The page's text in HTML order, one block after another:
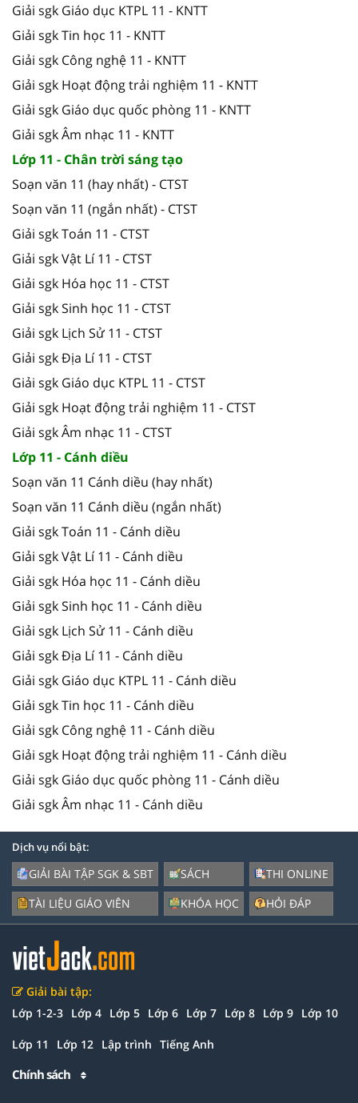
Giải sgk Giáo dục KTPL 11 - KNTT
Giải sgk Tin học 11 - KNTT
Giải sgk Công nghệ 11 - KNTT
Giải sgk Hoạt động trải nghiệm 11 - KNTT
Giải sgk Giáo dục quốc phòng 11 - KNTT
Giải sgk Âm nhạc 11 - KNTT
Lớp 11 - Chân trời sáng tạo
Soạn văn 11 (hay nhất) - CTST
Soạn văn 11 (ngắn nhất) - CTST
Giải sgk Toán 11 - CTST
Giải sgk Vật Lí 11 - CTST
Giải sgk Hóa học 11 - CTST
Giải sgk Sinh học 11 - CTST
Giải sgk Lịch Sử 11 - CTST
Giải sgk Địa Lí 11 - CTST
Giải sgk Giáo dục KTPL 11 - CTST
Giải sgk Hoạt động trải nghiệm 11 - CTST
Giải sgk Âm nhạc 11 - CTST
Lớp 11 - Cánh diều
Soạn văn 11 Cánh diều (hay nhất)
Soạn văn 11 Cánh diều (ngắn nhất)
Giải sgk Toán 11 - Cánh diều
Giải sgk Vật Lí 11 - Cánh diều
Giải sgk Hóa học 11 - Cánh diều
Giải sgk Sinh học 11 - Cánh diều
Giải sgk Lịch Sử 11 - Cánh diều
Giải sgk Địa Lí 11 - Cánh diều
Giải sgk Giáo dục KTPL 11 - Cánh diều
Giải sgk Tin học 11 - Cánh diều
Giải sgk Công nghệ 11 - Cánh diều
Giải sgk Hoạt động trải nghiệm 11 - Cánh diều
Giải sgk Giáo dục quốc phòng 11 - Cánh diều
Giải sgk Âm nhạc 11 - Cánh diều
Dịch vụ nổi bật:
GIẢI BÀI TẬP SGK & SBT
TÀI LIỆU GIÁO VIÊN
SÁCH
KHÓA HỌC
THI ONLINE
HỎI ĐÁP
Giải bài tập:
Lớp 1-2-3 Lớp 4 Lớp 5 Lớp 6 Lớp 7 Lớp 8 Lớp 9 Lớp 10
Lớp 11 Lớp 12 Lập trình Tiếng Anh
Chính sách